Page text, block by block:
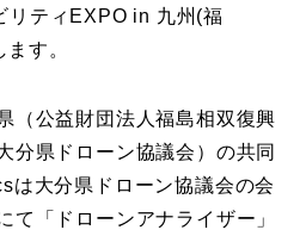
リティEXPO in 九州(福
す。
（公益財団法人福島相双復興
分県ドローン協議会）の共同
は大分県ドローン協議会の会
て「ドローンアナライザー」